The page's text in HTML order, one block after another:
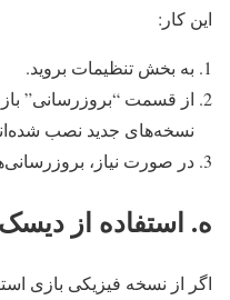
این کار:
به بخش تنظیمات بروید.
از قسمت “بروزرسانی”
نسخه‌های جدید نصب
در صورت نیاز،
ه. استفاده از
اگر از نسخه فیزیکی بازی